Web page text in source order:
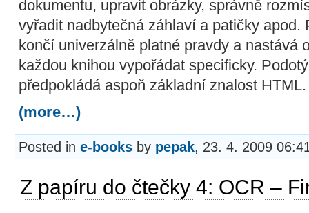
dokumentu, upravit obrázky, správně
vyřadit nadbytečná záhlaví a patičky apod.
končí univerzálně platné pravdy a nastává
každou knihou vypořádat specificky.
předpokládá aspoň základní znalost HTML.
(more…)
Posted in e-books by pepak, 23. 4. 2009
Z papíru do čtečky 4: OCR –